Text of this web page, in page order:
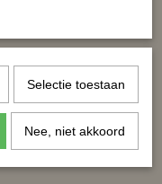
en toch stille
nieuwe machine
is de innovatieve,
Met het
van rundvee en
Selectie toestaan
Nee, niet akkoord